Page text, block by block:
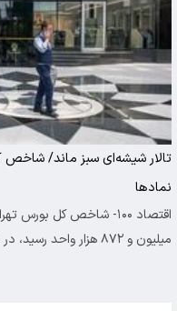
تالار شیشه‌ای سبز ماند/ شاخص
نمادها
میلیون و ۸۷۲ هزار واحد رسید، در حالی که در فرابورس…